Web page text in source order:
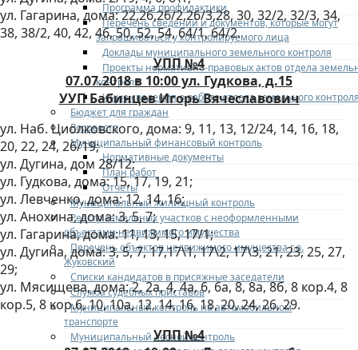
Программа профилактики
Перечень сведений и документов, которые могут
запрашиваться у контролируемого лица
Доклады муниципального земельного контроля
Проекты нормативно-правовых актов отдела
контроля
Иные сведения о работе отдела земельного
Бюджет для граждан
Росреестр
Муниципальный финансовый контроль
Нормативные документы
План работ
Отчеты
Муниципальный жилищный контроль
Реестр земельных участков с неоформленными
объектами недвижимого имущества
Перечень объектов недвижимого имущества г.о.
Жуковский
Списки кандидатов в присяжные заседатели
Служба судебных приставов
Муниципальный контроль на автомобильном
транспорте
Муниципальный лесной контроль
ул. Гагарина, дома: 22,26,26/2,26/3,28, 30, 32/2, 32/3, 34,
38, 38/2, 40, 42, 46, 50, 52, 54, 64/1, 64/2.
УПП №4
07.07.2018 в 10:00 ул. Гудкова, д.15
УУП Бабинцев Игорь Вячеславович
ул. Наб. Циолковского, дома: 9, 11, 13, 12/24, 14, 16, 18,
20, 22, 24, 26/19;
ул. Дугина, дом 28/12;
ул. Гудкова, дома: 15, 17, 19, 21;
ул. Левченко, дома: 12, 14, 16;
ул. Анохина, дома: 3, 5, 7;
ул. Гагарина, дома: 11, 13, 15, 17/1;
ул. Дугина, дома: 3, 5, 7, 17,17\1, 17\2, 17\3, 21, 23, 25, 27,
29;
ул. Мясищева, дома: 2, 2а, 4, 4а, 6, 6а, 8, 8а, 8б, 8 кор.4, 8
кор.5, 8 кор.6, 10, 10а, 12, 14, 16, 18, 20, 24, 26, 29.
УПП №4